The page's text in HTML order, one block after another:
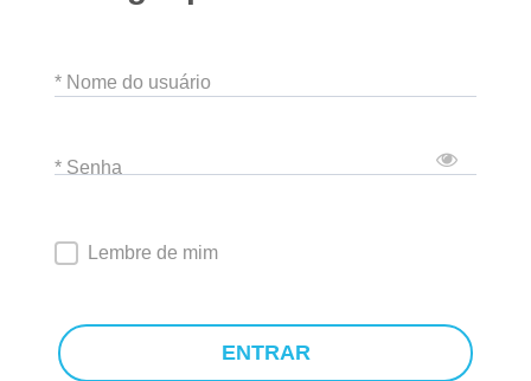
* Nome do usuário
* Senha
Lembre de mim
ENTRAR